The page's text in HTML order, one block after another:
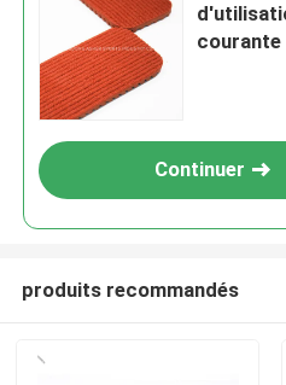
Continuer
produits recommandés